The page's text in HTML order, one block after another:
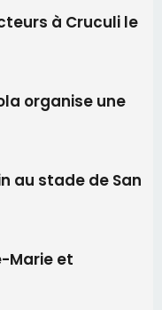
à Cruculi le